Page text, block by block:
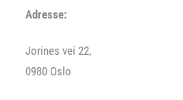
Adresse:
Jorines vei 22,
0980 Oslo